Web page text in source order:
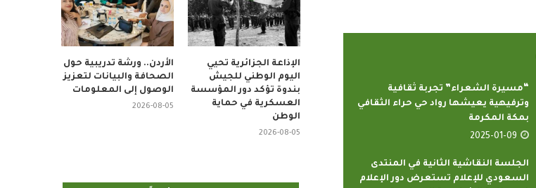
“مسيرة الشعراء” تجربة ثقافية
وترفيهية يعيشها رواد حي حراء الثقافي
بمكة المكرمة
2025-01-09
الجلسة النقاشية الثانية في المنتدى
السعودي للإعلام تستعرض دور الإعلام
الأردن.. ورشة تدريبية حول
الصحافة والبيانات لتعزيز
الوصول إلى المعلومات
2026-08-05
الإذاعة الجزائرية تحيي
اليوم الوطني للجيش
بندوة تؤكد دور المؤسسة
العسكرية في حماية
الوطن
2026-08-05